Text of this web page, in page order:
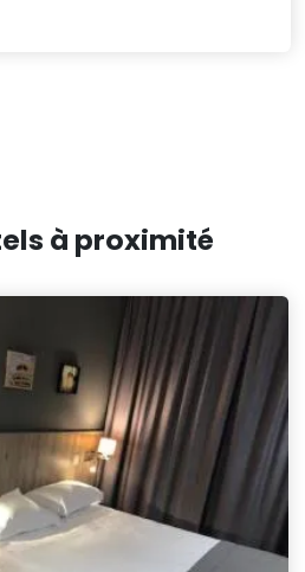
à proximité